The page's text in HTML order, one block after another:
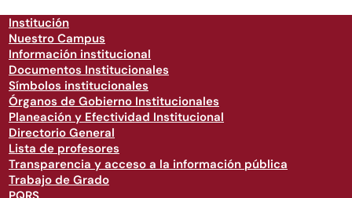
Institución
Nuestro Campus
Información institucional
Documentos Institucionales
Símbolos institucionales
Órganos de Gobierno Institucionales
Planeación y Efectividad Institucional
Directorio General
Lista de profesores
Transparencia y acceso a la información pública
Trabajo de Grado